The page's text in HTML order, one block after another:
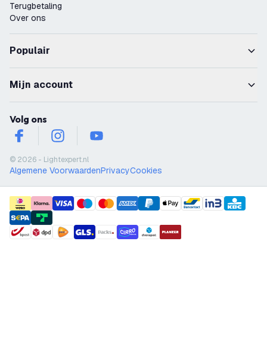
Terugbetaling
Over ons
Populair
Mijn account
Volg ons
facebookinstagramyoutube
© 2026 - Lightexpert.nl
Algemene VoorwaardenPrivacyCookies
payment methods
shipment methods